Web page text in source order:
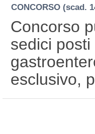
CONCORSO (scad.
Concorso
sedici
esclusivo,